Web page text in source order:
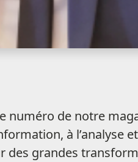
numéro de notre
à l’analyse
des grandes